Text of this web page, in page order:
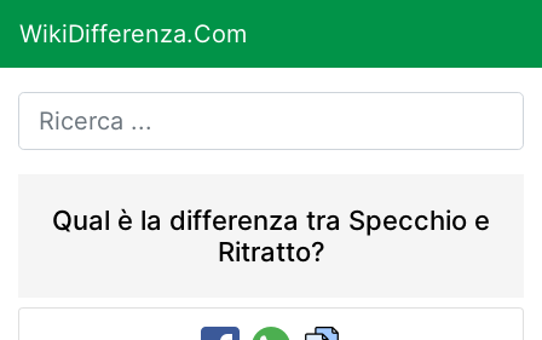
WikiDifferenza.Com
Qual è la differenza tra Specchio e
Ritratto?